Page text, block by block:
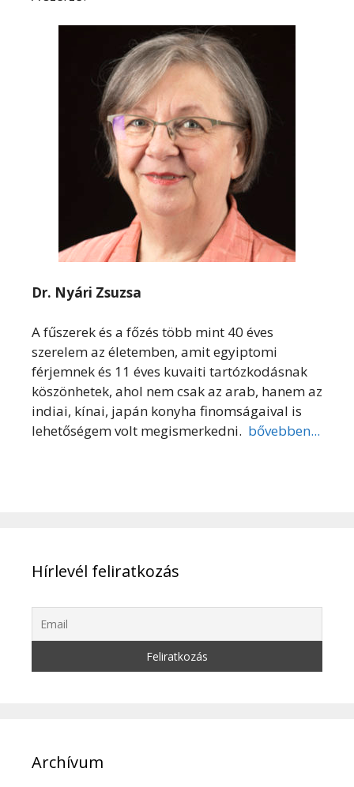
Dr. Nyári Zsuzsa
A fűszerek és a főzés több mint 40 éves
szerelem az életemben, amit egyiptomi
férjemnek és 11 éves kuvaiti tartózkodásnak
köszönhetek, ahol nem csak az arab, hanem az
indiai, kínai, japán konyha finomságaival is
lehetőségem volt megismerkedni. bővebben...
Hírlevél feliratkozás
Archívum